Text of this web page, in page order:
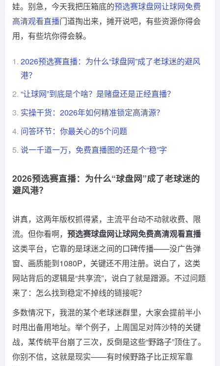
娃。别急，今天我把压箱底的预选赛球盘网让球网免费
高清观看直播门道掏出来，摊开说吧，有些资源你得会
用，有些坑你得会躲。
1. 2026预选赛直播：为什么“球盘网”成了老球迷的避风
港？
2. “让球网”到底是个啥？是赌盘还是正经直播？
3. 实操干货：2026年如何精准锁定高清源？
4. 问答环节：你最关心的5个问题
5. 说一千道一万，免费直播图的还是个“稳”字
2026预选赛直播：为什么“球盘网”成了老球迷的
避风港？
讲真，这两年版权抓得紧，主流平台动不动就收费、限
流。但你看啊， 预选赛球盘网让球网免费高清观看直播
这类平台，它靠的是球迷之间的口碑传播——没广告弹
窗、画质能到1080P，关键还不用注册。说白了，这类
网站背后的逻辑是“共享流”，说白了就是蹭源。不过问题
来了：怎么找到稳定不掉线的链接呢？
多数情况下，我混的某个老球迷群里，大家会提前半小
时甩出备用地址。举个例子，上周国足对阵沙特的关键
战，某传统平台崩了三次，反倒是这些“野路子”顶住了。
你别不信，这就是现实——有时候野路子比正规军靠